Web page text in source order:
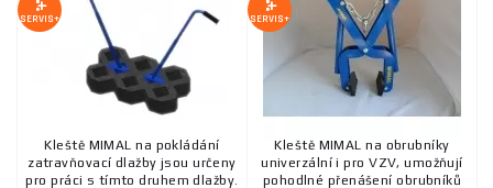
SERVIS+
Kleště MIMAL na pokládání
zatravňovací dlažby jsou určeny
pro práci s tímto druhem dlažby.
SERVIS+
Kleště MIMAL na obrubníky
univerzální i pro VZV, umožňují
pohodlné přenášení obrubníků